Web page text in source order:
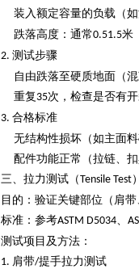
装入额定容量的负载（
跌落高度：通常0.51.5米
2. 测试步骤
自由跌落至硬质地面（
重复35次，检查是否有
3. 合格标准
无结构性损坏（如主面料
配件功能正常（拉链、扣
三、拉力测试（Tensile Test）
目的：验证关键部位（肩
标准：参考ASTM D5034、
测试项目及方法：
1. 肩带/提手拉力测试